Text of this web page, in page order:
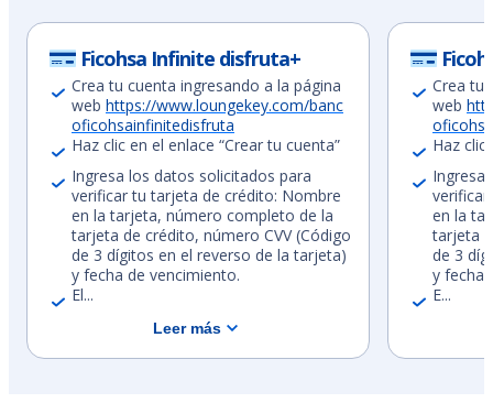
Ficohsa Infinite disfruta+
Crea tu cuenta ingresando a la página
web https://www.loungekey.com/banc
oficohsainfinitedisfruta
Haz clic en el enlace “Crear tu cuenta”
Ingresa los datos solicitados para
verificar tu tarjeta de crédito: Nombre
en la tarjeta, número completo de la
tarjeta de crédito, número CVV (Código
de 3 dígitos en el reverso de la tarjeta)
y fecha de vencimiento.
El...
Leer más
Crea tu
web
Haz clic
Ingresa
en la
tarjeta
de 3
y fecha
E...